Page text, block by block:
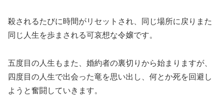
殺されるたびに時間がリセットされ、同じ場所に戻りまた
同じ人生を歩まされる可哀想な令嬢です。
五度目の人生もまた、婚約者の裏切りから始まりますが、
四度目の人生で出会った竜を思い出し、何とか死を回避し
ようと奮闘していきます。